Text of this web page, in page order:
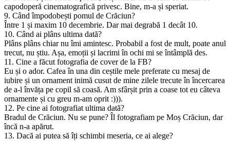
capodoperă cinematografică privesc. Bine, m-a și speriat.
9. Când împodobești pomul de Crăciun?
Între 1 și maxim 10 decembrie. Dar mai degrabă 1 decât 10.
10. Când ai plâns ultima dată?
Plâns plâns chiar nu îmi amintesc. Probabil a fost de mult, poate anul
trecut, nu știu. Așa, emoții și lacrimi în ochi mi se întâmplă des.
11. Cine a făcut fotografia de cover de la FB?
Eu și o ador. Cafea în una din ceștile mele preferate cu mesaj de
iubire și un ornament inimă cusut de mine zilele trecute în încercarea
de a-l învăța pe copil să coasă. Am sfârșit prin a coase tot eu câteva
ornamente și cu greu m-am oprit :))).
12. Pe cine ai fotografiat ultima dată?
Bradul de Crăciun. Nu se pune? Îl fotografiam pe Moș Crăciun, dar
încă n-a apărut.
13. Dacă ai putea să îți schimbi meseria, ce ai alege?